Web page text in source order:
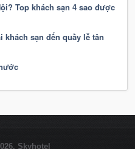
Top khách sạn 4 sao được
khách sạn đến quầy lễ tân
Skyhotel